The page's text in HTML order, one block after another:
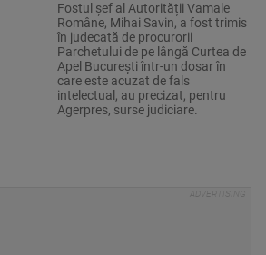
Fostul șef al Autorității Vamale
Române, Mihai Savin, a fost trimis
în judecată de procurorii
Parchetului de pe lângă Curtea de
Apel București într-un dosar în
care este acuzat de fals
intelectual, au precizat, pentru
Agerpres, surse judiciare.